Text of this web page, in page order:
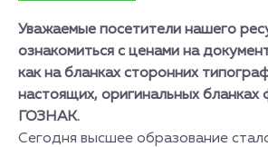
Уважаемые посетители нашего
ознакомиться с ценами на
как на бланках сторонних
настоящих, оригинальных бланках
ГОЗНАК.
Сегодня высшее образование